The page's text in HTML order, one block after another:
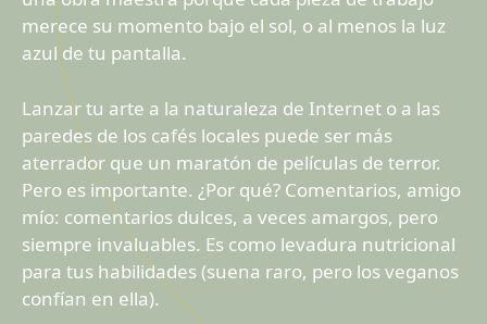
merece su momento bajo el sol, o al menos la luz
azul de tu pantalla.
Lanzar tu arte a la naturaleza de Internet o a las
paredes de los cafés locales puede ser más
aterrador que un maratón de películas de terror.
Pero es importante. ¿Por qué? Comentarios, amigo
mío: comentarios dulces, a veces amargos, pero
siempre invaluables. Es como levadura nutricional
para tus habilidades (suena raro, pero los veganos
confían en ella).